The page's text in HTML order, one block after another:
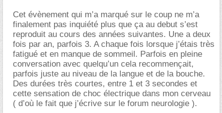
Cet évènement qui m’a marqué sur le coup ne m’a
finalement pas inquiété plus que ça au debut s’est
reproduit au cours des années suivantes. Une a deux
fois par an, parfois 3. A chaque fois lorsque j’étais très
fatigué et en manque de sommeil. Parfois en pleine
conversation avec quelqu’un cela recommençait,
parfois juste au niveau de la langue et de la bouche.
Des durées très courtes, entre 1 et 3 secondes et
cette sensation de choc électrique dans mon cerveau
( d’où le fait que j’écrive sur le forum neurologie ).